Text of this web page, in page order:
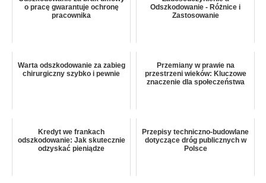
o pracę gwarantuje ochronę
pracownika
Odszkodowanie - Różnice i
Zastosowanie
Warta odszkodowanie za zabieg
chirurgiczny szybko i pewnie
Przemiany w prawie na
przestrzeni wieków: Kluczowe
znaczenie dla społeczeństwa
Kredyt we frankach
odszkodowanie: Jak skutecznie
odzyskać pieniądze
Przepisy techniczno-budowlane
dotyczące dróg publicznych w
Polsce